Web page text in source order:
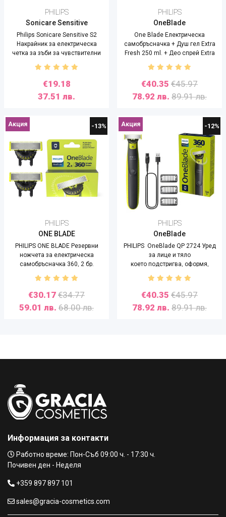
PHILIPS
Sonicare Sensitive
Philips Sonicare Sensitive S2
Накрайник за електрическа
четка за зъби за чувствителни
венци - 2 броя
€19.18
37.51 лв.
PHILIPS
OneBlade
One Blade Електрическа
самобръсначка + Душ гел Extra
Fresh 250 ml. + Део спрей Extra
Fresh, 150 ml
€40.35 €45.97
78.92 лв. 89.91 лв.
-13%
Акция
PHILIPS
ONE BLADE
PHILIPS ONE BLADE Резервни
ножчета за електрическа
самобръсначка​​​​​​​ 360, 2 бр.
€30.17 €34.77
59.01 лв. 68.00 лв.
-12%
Акция
PHILIPS
OneBlade
PHILIPS OneBlade QP 2724 Уред
за лице и тяло
което подстригва, оформя,
бръсне
€40.35 €45.97
78.92 лв. 89.91 лв.
Информация за контакти
Работно време: Пон-Съб 09:00 ч. - 17:30 ч.
Почивен ден - Неделя
+359 897 897 101
sales@gracia-cosmetics.com